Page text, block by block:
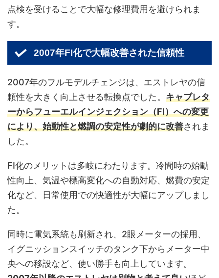
点検を受けることで大幅な修理費用を避けられま
す。
2007年FI化で大幅改善された信頼性
2007年のフルモデルチェンジは、エストレヤの信
頼性を大きく向上させる転換点でした。 キャブレタ
ーからフューエルインジェクション（FI）への変更
により、始動性と燃調の安定性が劇的に改善されま
した。
FI化のメリットは多岐にわたります。冷間時の始動
性向上、気温や標高変化への自動対応、燃費の安定
化など、日常使用での快適性が大幅にアップしまし
た。
同時に電気系統も刷新され、2眼メーターの採用、
イグニッションスイッチのタンク下からメーター中
央への移設など、使い勝手も向上しています。